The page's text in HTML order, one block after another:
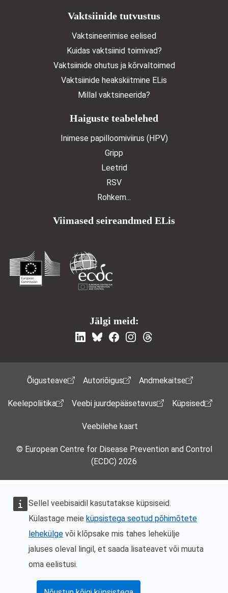
Sellel veebisaidil kasutatakse küpsiseid.
Külastage meie küpsistega seotud põhimõtete
lehekülge või klõpsake mis tahes lehekülje
jaluses oleval lingil, et saada lisateavet või muuta
oma eelistusi.
Doormat menuVaktsiinide tutvustus
Vaktsineerimise eelised
Kuidas vaktsiinid toimivad?
Vaktsiinide ohutus ja kõrvaltoimed
Vaktsiinide heakskiitmine ELis
Millal vaktsineerida?
Haiguste teabelehed
Inimese papilloomiviirus (HPV)
Gripp
Leetrid
RSV
Rohkem...
Viimased seireandmed ELis
Jälgi meid:
Footer Menu
Õigusteave Autoriõigus Andmekaitse
Keelepoliitika Veebi juurdepääsetavus Küpsised
Veebilehe kaart
© European Centre for Disease Prevention and Control
(ECDC) 2026